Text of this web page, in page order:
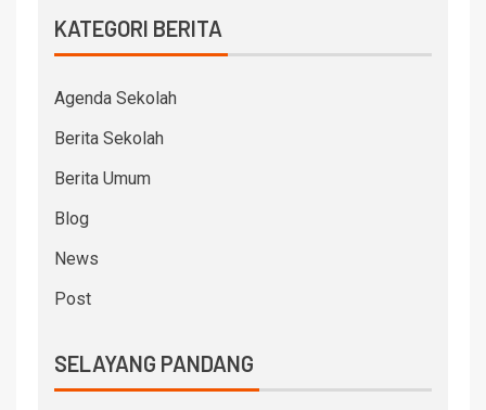
KATEGORI BERITA
Agenda Sekolah
Berita Sekolah
Berita Umum
Blog
News
Post
SELAYANG PANDANG